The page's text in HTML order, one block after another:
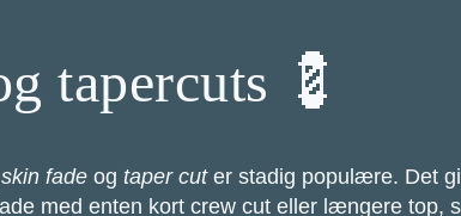
tapercuts 💈
skin fade og taper cuter stadig populære. Det
med enten kort crew cut eller længere top,